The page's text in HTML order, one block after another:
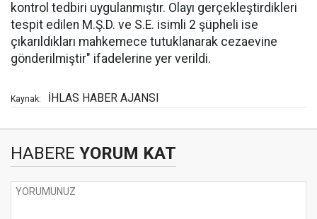
kontrol tedbiri uygulanmıştır. Olayı gerçekleştirdikleri
tespit edilen M.Ş.D. ve S.E. isimli 2 şüpheli ise
çıkarıldıkları mahkemece tutuklanarak cezaevine
gönderilmiştir" ifadelerine yer verildi.
Kaynak: İHLAS HABER AJANSI
HABERE YORUM KAT